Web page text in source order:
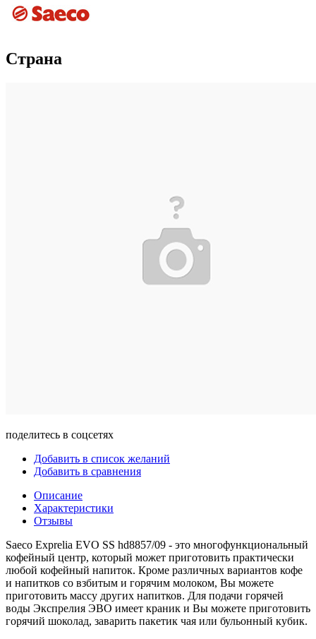
Страна
поделитесь в соцсетях
Добавить в список желаний
Добавить в сравнения
Описание
Характеристики
Отзывы
Saeco Exprelia EVO SS hd8857/09 - это многофункциональный
кофейный центр, который может приготовить практически
любой кофейный напиток. Кроме различных вариантов кофе
и напитков со взбитым и горячим молоком, Вы можете
приготовить массу других напитков. Для подачи горячей
воды Экспрелия ЭВО имеет краник и Вы можете приготовить
горячий шоколад, заварить пакетик чая или бульонный кубик.